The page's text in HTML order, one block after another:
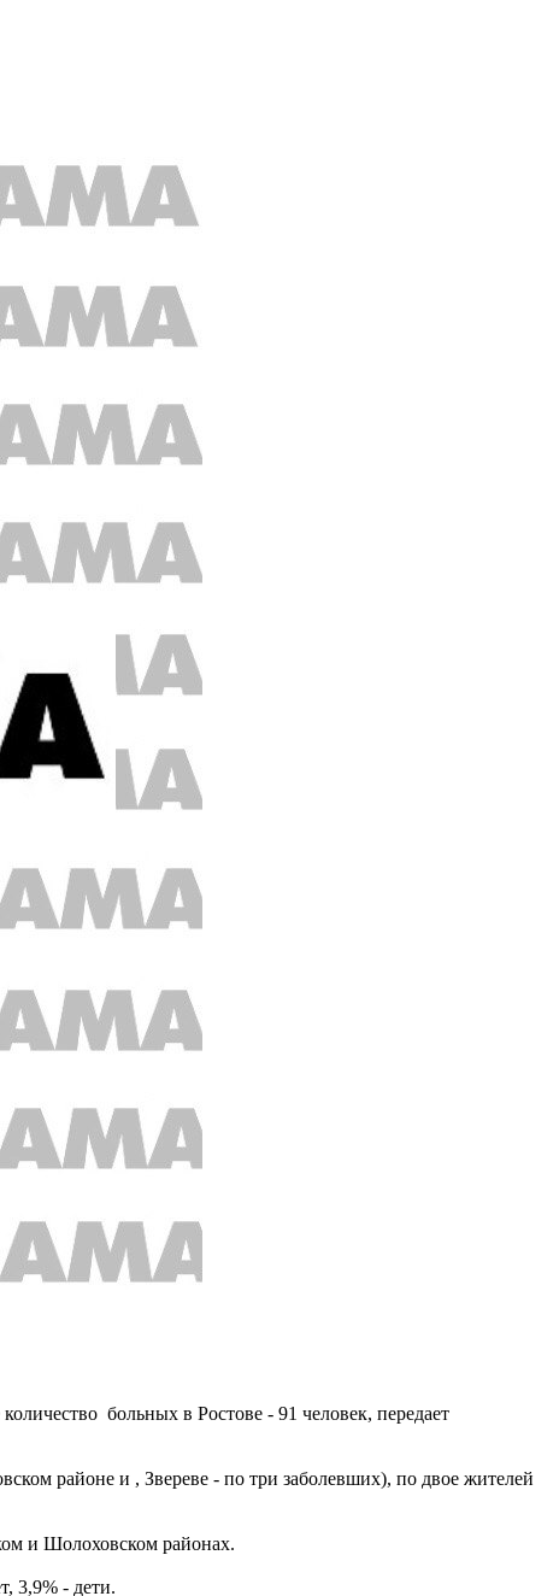
больных в Ростове - 91 человек, передает
районе и , Звереве - по три заболевших), по двое жителей
и Шолоховском районах.
3,9% - дети.